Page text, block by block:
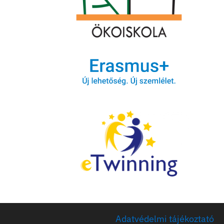
Adatvédelmi tájékoztató